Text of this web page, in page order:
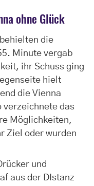
ohne Glück
die
Minute vergab
ihr Schuss ging
hielt
die Vienna
verzeichnete das
Möglichkeiten,
Ziel oder wurden
und
aus der DIstanz